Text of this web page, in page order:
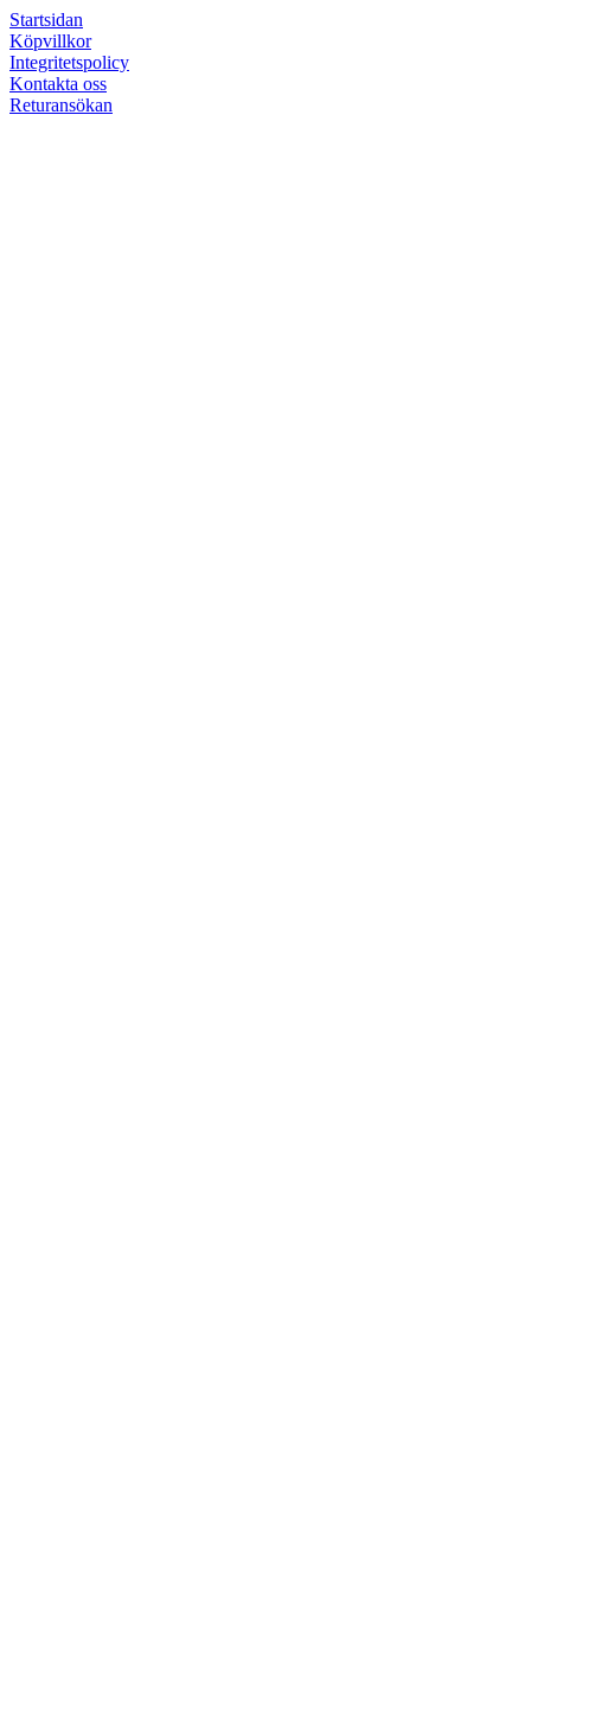
Startsidan
Köpvillkor
Integritetspolicy
Kontakta oss
Returansökan